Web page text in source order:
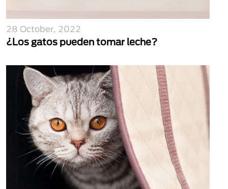
28 October, 2022
¿Los gatos pueden tomar leche?